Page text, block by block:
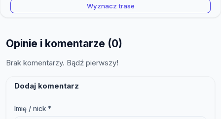
Wyznacz trase
Opinie i komentarze (0)
Brak komentarzy. Bądź pierwszy!
Dodaj komentarz
Imię / nick *